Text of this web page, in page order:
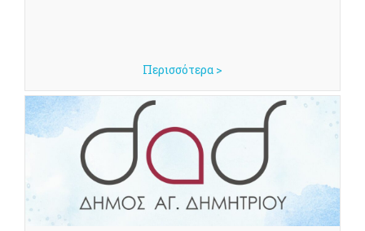
Περισσότερα >